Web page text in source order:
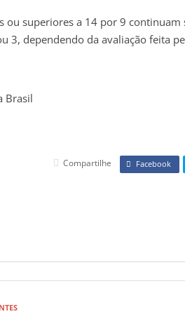
ou superiores a 14 por 9
3, dependendo da avaliação feita
Brasil
Compartilhe Facebook